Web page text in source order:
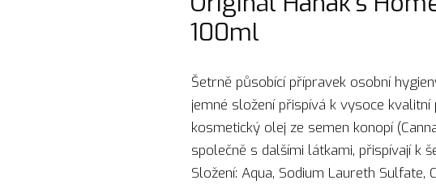
100ml
Šetrně působící přípravek osobní
jemné složení přispívá k vysoce
kosmetický olej ze semen konopí
společně s dalšími látkami, přispívají k
Složení: Aqua, Sodium Laureth Sulfate,